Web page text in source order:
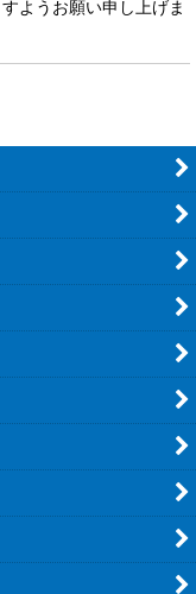
ようお願い申し上げま